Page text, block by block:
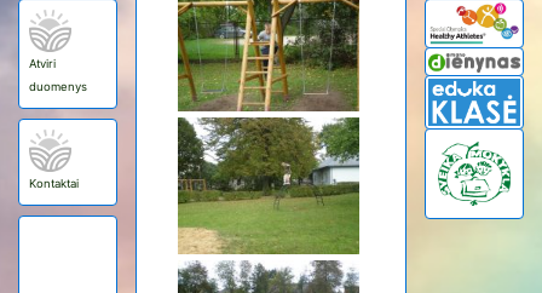
Atviri
duomenys
Kontaktai